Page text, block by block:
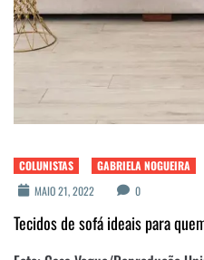
COLUNISTAS
GABRIELA NOGUEIRA
MAIO 21, 2022
0
Tecidos de sofá ideais para